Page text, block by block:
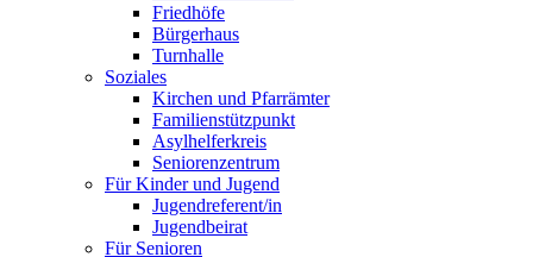
Friedhöfe
Bürgerhaus
Turnhalle
Soziales
Kirchen und Pfarrämter
Familienstützpunkt
Asylhelferkreis
Seniorenzentrum
Für Kinder und Jugend
Jugendreferent/in
Jugendbeirat
Für Senioren